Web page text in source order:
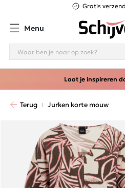
Gratis
Menu
Laat je inspireren
Terug Jurken korte mouw